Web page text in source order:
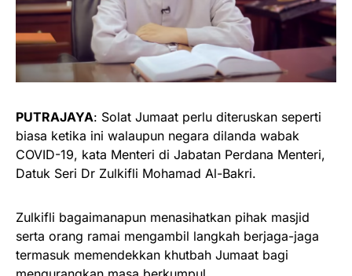
PUTRAJAYA: Solat Jumaat perlu diteruskan seperti
biasa ketika ini walaupun negara dilanda wabak
COVID-19, kata Menteri di Jabatan Perdana Menteri,
Datuk Seri Dr Zulkifli Mohamad Al-Bakri.
Zulkifli bagaimanapun menasihatkan pihak masjid
serta orang ramai mengambil langkah berjaga-jaga
termasuk memendekkan khutbah Jumaat bagi